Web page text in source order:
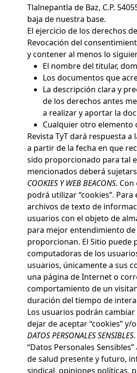
Tlalnepantla de Baz, C.P.
baja de nuestra base.
El ejercicio de los derechos
Revocación del
y contener al menos lo
El nombre del titular,
Los documentos que
La descripción clara y
de los derechos antes
a realizar y aportar la
Cualquier otro elemento
Revista TyT dará respuesta
a partir de la fecha en que
sido proporcionado para tal
mencionados deberá
COOKIES Y WEB BEACONS.
podrá utilizar “cookies”.
archivos de texto de
usuarios con el objeto de
para mejor entendimiento
proporcionan. El Sitio puede
computadoras de los
usuarios, únicamente a sus
una página de Internet o
comportamiento de un
duración del tiempo de
Los usuarios podrán
dejar de aceptar “cookies”
DATOS PERSONALES SENSIBLES
“Datos Personales
de salud presente y futuro,
sindical, opiniones políticas,